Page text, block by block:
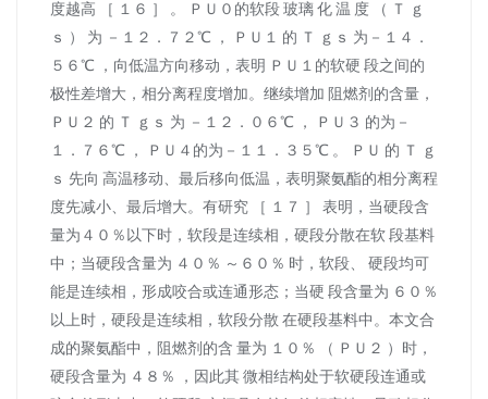
度越高 ［ １６ ］ 。 ＰＵ０的软段 玻璃 化 温 度 （ Ｔ ｇ
ｓ ） 为 －１２．７２℃ ， ＰＵ１ 的 Ｔ ｇｓ 为－１４．
５６℃ ，向低温方向移动，表明 ＰＵ１的软硬 段之间的
极性差增大，相分离程度增加。继续增加 阻燃剂的含量，
ＰＵ２ 的 Ｔ ｇｓ 为 －１２．０６℃ ， ＰＵ３ 的为－
１．７６℃ ， ＰＵ４的为－１１．３５℃ 。 ＰＵ 的 Ｔ ｇ
ｓ 先向 高温移动、最后移向低温，表明聚氨酯的相分离程
度先减小、最后增大。有研究 ［ １７ ］ 表明，当硬段含
量为４０％以下时，软段是连续相，硬段分散在软 段基料
中；当硬段含量为 ４０％ ～６０％ 时，软段、 硬段均可
能是连续相，形成咬合或连通形态；当硬 段含量为 ６０％
以上时，硬段是连续相，软段分散 在硬段基料中。本文合
成的聚氨酯中，阻燃剂的含 量为 １０％ （ ＰＵ２ ）时，
硬段含量为 ４８％ ，因此其 微相结构处于软硬段连通或